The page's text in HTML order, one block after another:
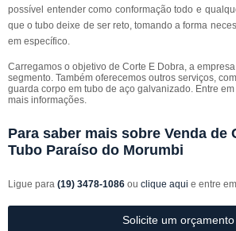
possível entender como conformação todo e
que o tubo deixe de ser reto, tomando a forma
em específico.
Carregamos o objetivo de Corte E Dobra, a
segmento. Também oferecemos outros serviços,
guarda corpo em tubo de aço galvanizado. Entre
mais informações.
Para saber mais sobre Venda de
Tubo Paraíso do Morumbi
Ligue para (19) 3478-1086 ou clique aqui e entre
Solicite um orçamento